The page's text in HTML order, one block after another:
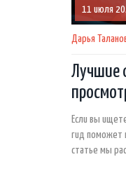
11 июля
Дарья
Лучшие
Если вы
гид поможет
статье мы